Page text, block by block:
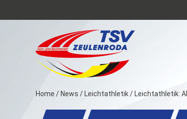
Home / News / Leichtathletik/ Leichtathletik: